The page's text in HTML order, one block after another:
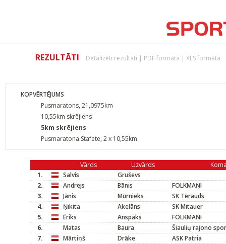
REZULTĀTI Detalizēti rezultāti | PDF formātā | XLS formātā
KOPVĒRTĒJUMS
Pusmaratons, 21,0975km
10,55km skrējiens
5km skrējiens
Pusmaratona Stafete, 2 x 10,55km
Vārds Uzvārds
1.
Salvis
Gruševs
2.
Andrejs Bānis
FOLKMAŅI
3.
Jānis Mūrnieks
SK Tērauds
4.
Ņikita Akelāns
SK Mitauer
5.
Ēriks Anspaks
FOLKMAŅI
6.
Matas Baura
Šiaulių rajono
7.
Mārtiņš Drāke
ASK Patria